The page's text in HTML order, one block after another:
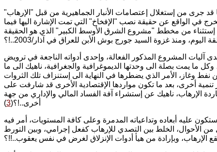
قد جرى من إستغلال إعتصامات الأنبار الجماهيرية من قبل "الإرهاب"
في الواقع عن حقيقة نصب "الإفخاخ" التي تمت الإشارة اليها فيما
إستثناء من مخطط "مشروع الشرق الأوسط الكبير" الذي هو الحقيقة
اليوم، ومنذ غزوة السيد جورج بوش الأبن للعراق في آذار/2003..!؟
آليات المشروع المذكور الفعالة، وإحدى أدواته الناجعة في ترويض
وكل ما يمت بصلة الى وحدتها الديموغرافية والجغرافية، ناهيك الى ما
نفط وغاز، الأمر الذي يضطرها في النهاية الى إستنزاف تلك الثروات
أخرى، بعد ما تكون مواردها الإقتصادية الأخرى قد شارفت على
الإرهاب، ناهيك عن إستشراء آفة الفساد المالي والإداري من جهة
أخرى..!؟(3
)
عليه أبعاده وتداعياته المدمرة وعلى كافة المستويات، أمر فيه
من الأحوال، الخلط بين التصدي للإرهاب كفعل إجرامي، وبين التورط